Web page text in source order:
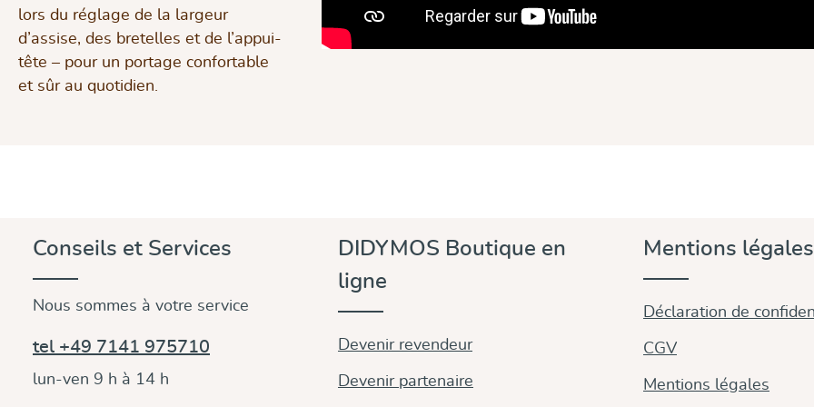
lors du réglage de la largeur
d’assise, des bretelles et de l’appui-
tête – pour un portage confortable
et sûr au quotidien.
Conseils et Services
Nous sommes à votre service
tel +49 7141 975710
lun-ven 9 h à 14 h
DIDYMOS Boutique en
ligne
Devenir revendeur
Devenir partenaire
Mentions légales
Déclaration de
CGV
Mentions légales